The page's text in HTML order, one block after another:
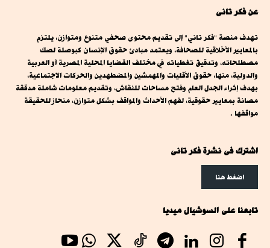
عن فكر تانى
تهدف منصة "فكر تاني" إلى تقديم محتوى صحفي متنوع ومتوازن، يلتزم
بالمعايير الأخلاقية للصحافة، ويعتمد مبادئ حقوق الإنسان كبوصلة لصك
مصطلحاته، وتدقيق تغطياته في مختلف القضايا المحلية المصرية أو العربية
والدولية، منها، حقوق الأقليات والمهمشين والمضطهدين والحركات الاجتماعية،
بهدف إثراء الجدل العام وفتح مساحات للنقاش، وتقديم معلومات شاملة مدققة
مصانة بمعايير حقوقية، لفهم الأحداث والمواقف بشكل متوازن، منحاز للحقيقة
مواقفها .
اشترك فى نشرة فكر تانى
اضغط هنا
تابعنا على السوشيال ميديا